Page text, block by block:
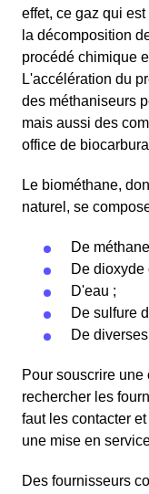
effet, ce gaz qui
la décomposition
procédé chimique
L'accélération du
des méthaniseurs
mais aussi des
office de
Le biométhane,
naturel, se
De
De dioxyde
D'eau ;
De sulfure
De
Pour souscrire une
rechercher les
faut les contacter
une mise en
Des fournisseurs